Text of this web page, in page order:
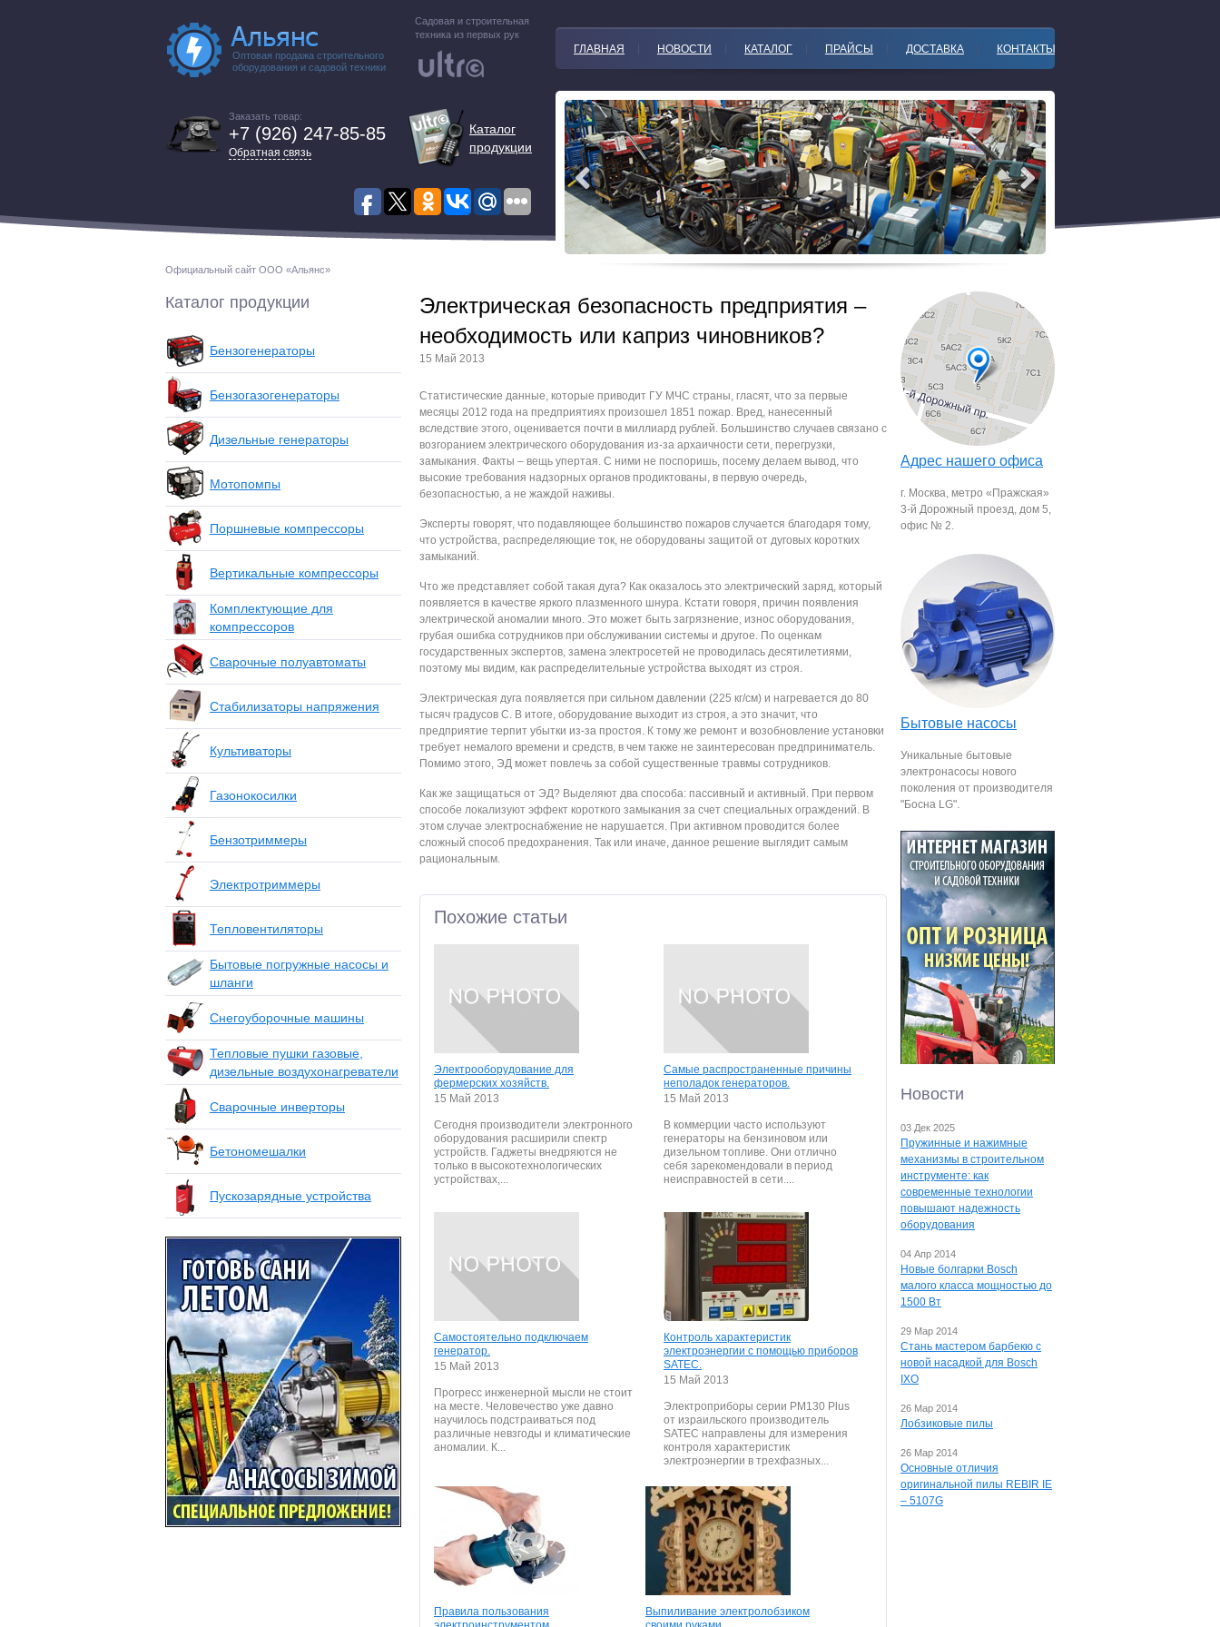
Оптовая продажа строительного
оборудования и садовой техники
Садовая и строительная
техника из первых рук
Заказать товар:
+7 (926) 247-85-85
Обратная связь
Каталог
продукции
Официальный сайт ООО «Альянс»
ГЛАВНАЯ НОВОСТИ КАТАЛОГ ПРАЙСЫ ДОСТАВКА КОНТАКТЫ
Каталог продукции
Бензогенераторы
Бензогазогенераторы
Дизельные генераторы
Мотопомпы
Поршневые компрессоры
Вертикальные компрессоры
Комплектующие для
компрессоров
Сварочные полуавтоматы
Стабилизаторы напряжения
Культиваторы
Газонокосилки
Бензотриммеры
Электротриммеры
Тепловентиляторы
Бытовые погружные насосы и
шланги
Снегоуборочные машины
Тепловые пушки газовые,
дизельные воздухонагреватели
Сварочные инверторы
Бетономешалки
Пускозарядные устройства
Электрическая безопасность предприятия –
необходимость или каприз чиновников?
15 Май 2013
Статистические данные, которые приводит ГУ МЧС страны, гласят, что за первые
месяцы 2012 года на предприятиях произошел 1851 пожар. Вред, нанесенный
вследствие этого, оценивается почти в миллиард рублей. Большинство случаев связано с
возгоранием электрического оборудования из-за архаичности сети, перегрузки,
замыкания. Факты – вещь упертая. С ними не поспоришь, посему делаем вывод, что
высокие требования надзорных органов продиктованы, в первую очередь,
безопасностью, а не жаждой наживы.
Эксперты говорят, что подавляющее большинство пожаров случается благодаря тому,
что устройства, распределяющие ток, не оборудованы защитой от дуговых коротких
замыканий.
Что же представляет собой такая дуга? Как оказалось это электрический заряд, который
появляется в качестве яркого плазменного шнура. Кстати говоря, причин появления
электрической аномалии много. Это может быть загрязнение, износ оборудования,
грубая ошибка сотрудников при обслуживании системы и другое. По оценкам
государственных экспертов, замена электросетей не проводилась десятилетиями,
поэтому мы видим, как распределительные устройства выходят из строя.
Электрическая дуга появляется при сильном давлении (225 кг/см) и нагревается до 80
тысяч градусов С. В итоге, оборудование выходит из строя, а это значит, что
предприятие терпит убытки из-за простоя. К тому же ремонт и возобновление установки
требует немалого времени и средств, в чем также не заинтересован предприниматель.
Помимо этого, ЭД может повлечь за собой существенные травмы сотрудников.
Как же защищаться от ЭД? Выделяют два способа: пассивный и активный. При первом
способе локализуют эффект короткого замыкания за счет специальных ограждений. В
этом случае электроснабжение не нарушается. При активном проводится более
сложный способ предохранения. Так или иначе, данное решение выглядит самым
рациональным.
Похожие статьи
Электрооборудование для
фермерских хозяйств.
15 Май 2013
Сегодня производители электронного
оборудования расширили спектр
устройств. Гаджеты внедряются не
только в высокотехнологических
устройствах,...
Самые распространенные причины
неполадок генераторов.
15 Май 2013
В коммерции часто используют
генераторы на бензиновом или
дизельном топливе. Они отлично
себя зарекомендовали в период
неисправностей в сети....
Самостоятельно подключаем
генератор.
15 Май 2013
Прогресс инженерной мысли не стоит
на месте. Человечество уже давно
научилось подстраиваться под
различные невзгоды и климатические
аномалии. К...
Контроль характеристик
электроэнергии с помощью приборов
SATEC.
15 Май 2013
Электроприборы серии PM130 Plus
от израильского производитель
SATEC направлены для измерения
контроля характеристик
электроэнергии в трехфазных...
Правила пользования
Выпиливание электролобзиком
Адрес нашего офиса
г. Москва, метро «Пражская»
3-й Дорожный проезд, дом 5,
офис № 2.
Бытовые насосы
Уникальные бытовые
электронасосы нового
поколения от производителя
"Босна LG".
Новости
03 Дек 2025
Пружинные и нажимные
механизмы в строительном
инструменте: как
современные технологии
повышают надежность
оборудования
04 Апр 2014
Новые болгарки Bosch
малого класса мощностью до
1500 Вт
29 Мар 2014
Стань мастером барбекю с
новой насадкой для Bosch
IXO
26 Мар 2014
Лобзиковые пилы
26 Мар 2014
Основные отличия
оригинальной пилы REBIR IE
– 5107G